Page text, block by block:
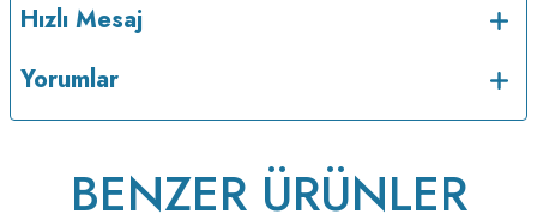
Hızlı Mesaj
Yorumlar
BENZER ÜRÜNLER